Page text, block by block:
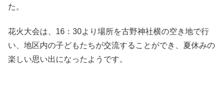
た。
花火大会は、16：30より場所を古野神社横の空き地で行
い、地区内の子どもたちが交流することができ、夏休みの
楽しい思い出になったようです。